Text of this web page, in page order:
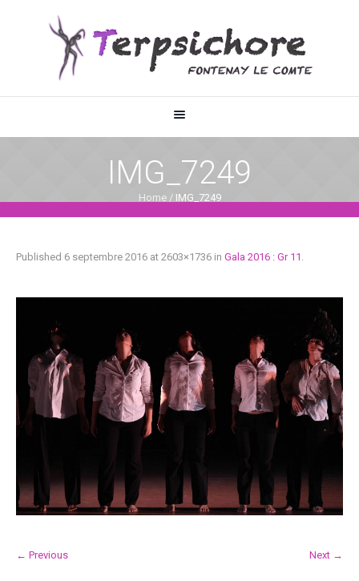
IMG_7249
Home / IMG_7249
Published 6 septembre 2016 at 2603×1736 in Gala 2016 : Gr 11 .
← Previous Next →